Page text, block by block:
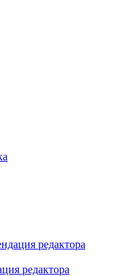
редактора
редактора